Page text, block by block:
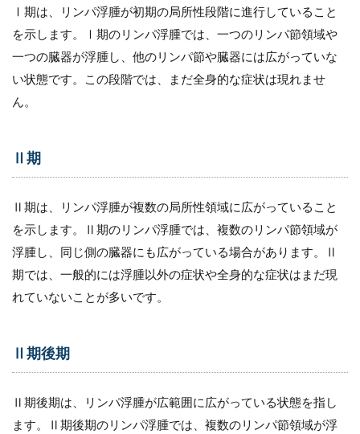
Ⅰ期は、リンパ浮腫が初期の局所性段階に進行していること
を示します。Ⅰ期のリンパ浮腫では、一つのリンパ節領域や
一つの臓器が浮腫し、他のリンパ節や臓器には広がっていな
い状態です。この段階では、まだ全身的な症状は現れませ
ん。
Ⅱ期
Ⅱ期は、リンパ浮腫が複数の局所性領域に広がっていること
を示します。Ⅱ期のリンパ浮腫では、複数のリンパ節領域が
浮腫し、同じ側の臓器にも広がっている場合があります。Ⅱ
期では、一般的には浮腫以外の症状や全身的な症状はまだ現
れていないことが多いです。
Ⅱ期後期
Ⅱ期後期は、リンパ浮腫が広範囲に広がっている状態を指し
ます。Ⅱ期後期のリンパ浮腫では、複数のリンパ節領域が浮